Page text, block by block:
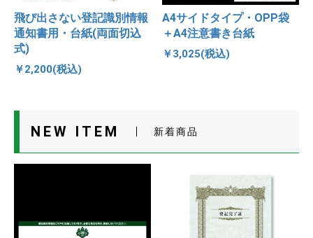
飛び出さない登記識別情報
通知書用・台紙(両面切込
式)
￥2,200(税込)
A4サイドタイプ・OPP袋
＋A4注意書き台紙
￥3,025(税込)
NEW ITEM 新着商品